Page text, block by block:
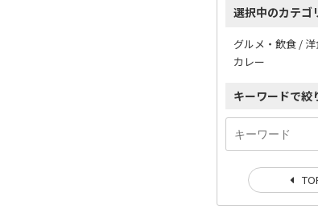
選択中のカテゴ
グルメ・飲食 /
カレー
キーワードで絞